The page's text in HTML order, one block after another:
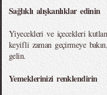
Sağlıklı alışkanlıklar edinin
Yiyecekleri ve içecekleri
keyifli zaman geçirmeye
gelin.
Yemeklerinizi renklendirin